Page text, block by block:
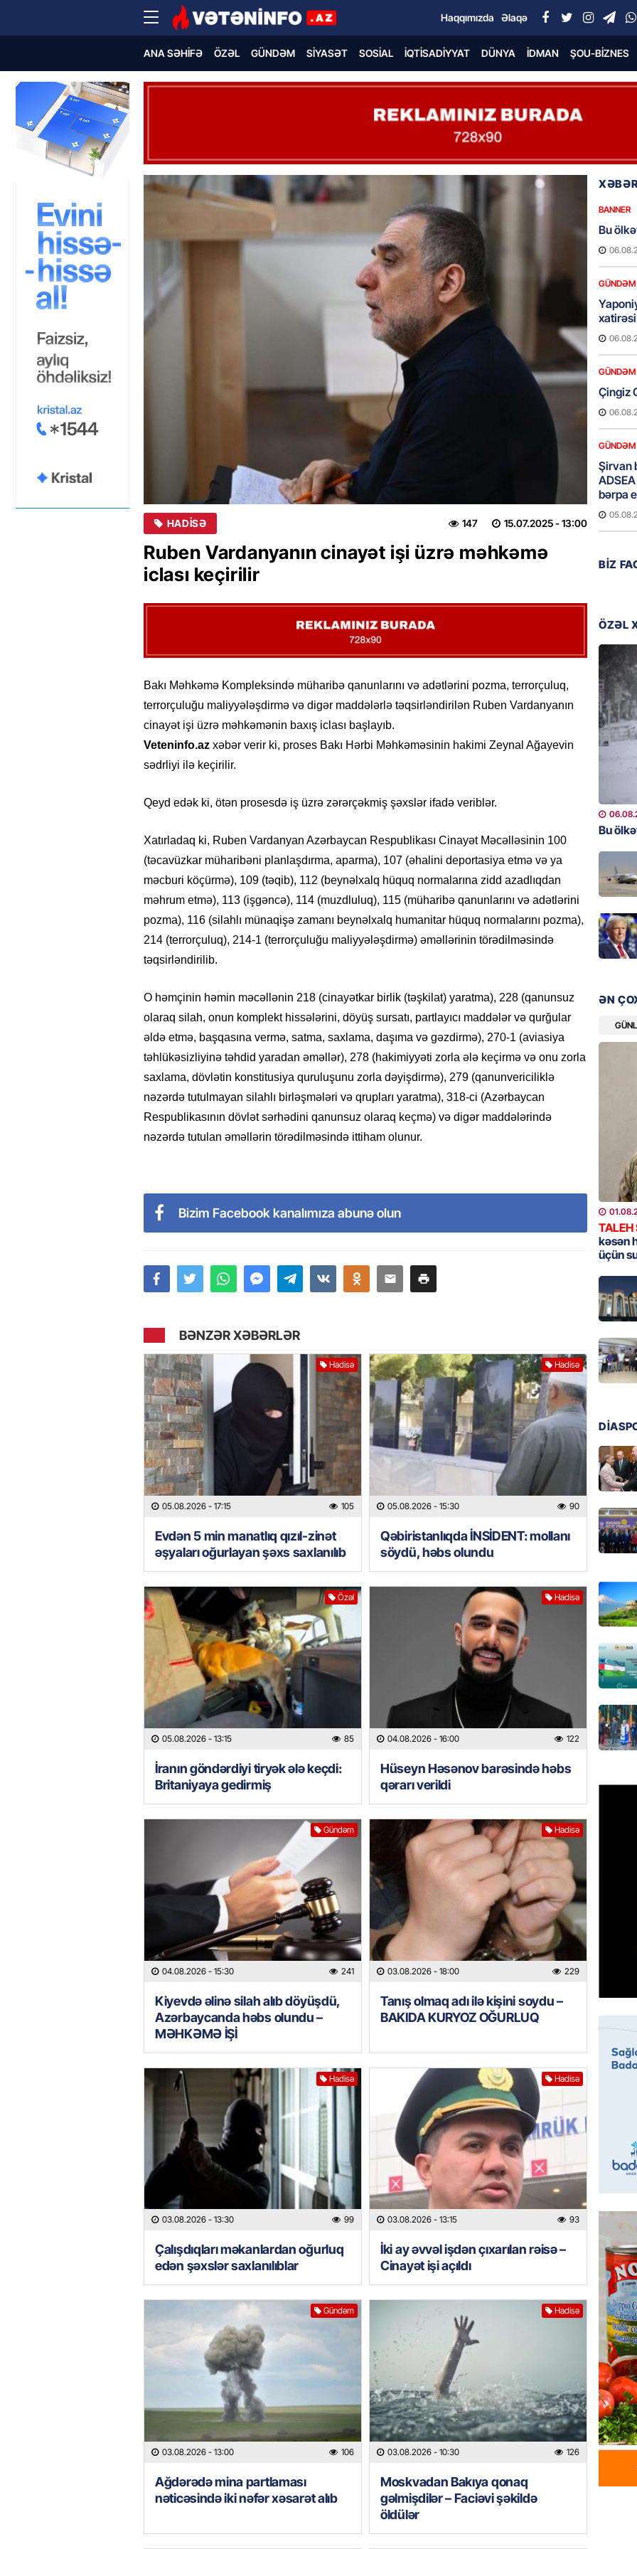
Haqqımızda Əlaqə
ANA SƏHIFƏ ÖZƏL GÜNDƏM SIYASƏT SOSIAL İQTISADIYYAT DÜNYA İDMAN ŞOU-BIZNES
HADISƏ 15.07.2025- 13:00
147
Ruben Vardanyanın cinayət işi üzrə məhkəmə
iclası keçirilir
Bakı Məhkəmə Kompleksində müharibə qanunlarını və adətlərini pozma, terrorçuluq,
terrorçuluğu maliyyələşdirmə və digər maddələrlə təqsirləndirilən Ruben Vardanyanın
cinayət işi üzrə məhkəmənin baxış iclası başlayıb.
Veteninfo.az xəbər verir ki, proses Bakı Hərbi Məhkəməsinin hakimi Zeynal Ağayevin
sədrliyi ilə keçirilir.
Qeyd edək ki, ötən prosesdə iş üzrə zərərçəkmiş şəxslər ifadə veriblər.
Xatırladaq ki, Ruben Vardanyan Azərbaycan Respublikası Cinayət Məcəlləsinin 100
(təcavüzkar müharibəni planlaşdırma, aparma), 107 (əhalini deportasiya etmə və ya
məcburi köçürmə), 109 (təqib), 112 (beynəlxalq hüquq normalarına zidd azadlıqdan
məhrum etmə), 113 (işgəncə), 114 (muzdluluq), 115 (müharibə qanunlarını və adətlərini
pozma), 116 (silahlı münaqişə zamanı beynəlxalq humanitar hüquq normalarını pozma),
214 (terrorçuluq), 214-1 (terrorçuluğu maliyyələşdirmə) əməllərinin törədilməsində
təqsirləndirilib.
O həmçinin həmin məcəllənin 218 (cinayətkar birlik (təşkilat) yaratma), 228 (qanunsuz
olaraq silah, onun komplekt hissələrini, döyüş sursatı, partlayıcı maddələr və qurğular
əldə etmə, başqasına vermə, satma, saxlama, daşıma və gəzdirmə), 270-1 (aviasiya
təhlükəsizliyinə təhdid yaradan əməllər), 278 (hakimiyyəti zorla ələ keçirmə və onu zorla
saxlama, dövlətin konstitusiya quruluşunu zorla dəyişdirmə), 279 (qanunvericiliklə
nəzərdə tutulmayan silahlı birləşmələri və qrupları yaratma), 318-ci (Azərbaycan
Respublikasının dövlət sərhədini qanunsuz olaraq keçmə) və digər maddələrində
nəzərdə tutulan əməllərin törədilməsində ittiham olunur.
Bizim Facebook kanalımıza abunə olun
BƏNZƏR XƏBƏRLƏR
Hadisə
05.08.2026 - 17:15 105
Evdən 5 min manatlıq qızıl-zinət
əşyaları oğurlayan şəxs saxlanılıb
Hadisə
05.08.2026 - 15:30 90
Qəbiristanlıqda İNSİDENT: mollanı
söydü, həbs olundu
Özəl
05.08.2026 - 13:15 85
İranın göndərdiyi tiryək ələ keçdi:
Britaniyaya gedirmiş
Hadisə
04.08.2026 - 16:00 122
Hüseyn Həsənov barəsində həbs
qərarı verildi
Gündəm
04.08.2026 - 15:30 241
Kiyevdə əlinə silah alıb döyüşdü,
Azərbaycanda həbs olundu –
MƏHKƏMƏ İŞİ
Hadisə
03.08.2026 - 18:00 229
Tanış olmaq adı ilə kişini soydu –
BAKIDA KURYOZ OĞURLUQ
Hadisə
03.08.2026 - 13:30 99
Çalışdıqları məkanlardan oğurluq
edən şəxslər saxlanılıblar
Hadisə
03.08.2026 - 13:15 93
İki ay əvvəl işdən çıxarılan rəisə –
Cinayət işi açıldı
Gündəm
03.08.2026 - 13:00 106
Ağdərədə mina partlaması
nəticəsində iki nəfər xəsarət alıb
Hadisə
03.08.2026 - 10:30 126
Moskvadan Bakıya qonaq
gəlmişdilər – Faciəvi şəkildə
öldülər
BANNER
Bu
GÜNDƏM
GÜNDƏM
Çingiz
GÜNDƏM
Şirvan
bərpa
Bu gün
qaldı
HADISƏ
Evdən
ÖZƏL
Kapital
İDMAN
Bu
GÜNDƏM
GÜNDƏM
MANŞET
söydü,
imza
Hikmət
verməz
üçün
ilə
GÜNDƏM
GÜNDƏM
Sabah
ÖZƏL
GÜNDƏM
İDMAN
yaxşı
BIZ
ÖZƏL
Bu
ƏN
TALEH
kəsən
üçün